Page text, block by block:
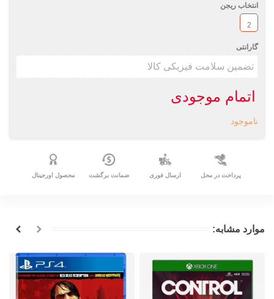
انتخاب ریجن
2
گارانتی
اتمام موجودی
ناموجود
پرداخت در محل ارسال فوری ضمانت برگشت محصول اورجینال
موارد مشابه: